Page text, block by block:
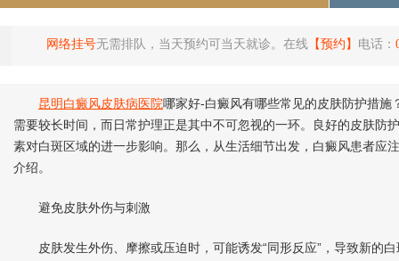
网络挂号无需排队，当天预约可当天就诊。在线 【预约】 电话：
昆明白癜风皮肤病医院哪家好-白癜风有哪些常见的皮肤防护措
需要较长时间，而日常护理正是其中不可忽视的一环。良好的皮肤防
素对白斑区域的进一步影响。那么，从生活细节出发，白癜风患者应
介绍。
避免皮肤外伤与刺激
皮肤发生外伤、摩擦或压迫时，可能诱发“同形反应”，导致新的